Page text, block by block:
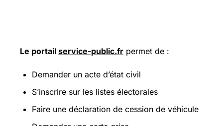
Le portail service-public.fr permet de :
Demander un acte d’état civil
S’inscrire sur les listes électorales
Faire une déclaration de cession de véhicule